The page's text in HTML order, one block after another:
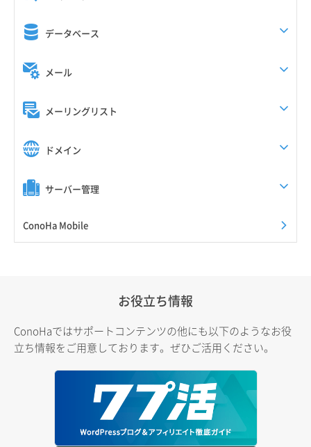
データベース
メール
メーリングリスト
ドメイン
サーバー管理
ConoHa Mobile
お役立ち情報
ConoHaではサポートコンテンツの他にも以下のようなお役
立ち情報をご用意しております。ぜひご活用ください。